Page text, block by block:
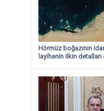
Hörmüz boğazının
layihənin ilkin detalları